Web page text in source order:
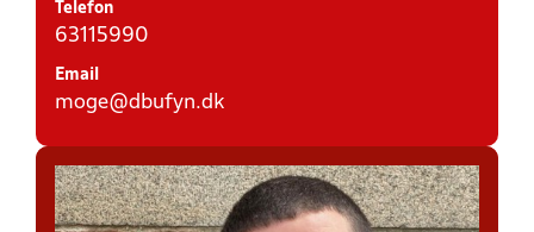
Telefon
63115990
Email
moge@dbufyn.dk